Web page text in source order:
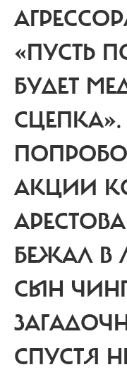
«ПУСТЬ
БУДЕТ
СЦЕПКА».
АКЦИИ
БЕЖАЛ В
СЫН
СПУСТЯ